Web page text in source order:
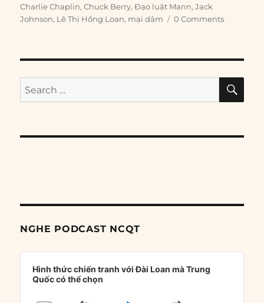
on
Charlie Chaplin,Chuck Berry,Đạo luật Mann,Jack
Johnson, Lê Thị Hồng Loan, mại dâm 0 Comments
Search
for:
NGHE PODCAST NCQT
Audio
Player
Hình thức chiến tranh với Đài Loan mà Trung
Quốc có thể chọn